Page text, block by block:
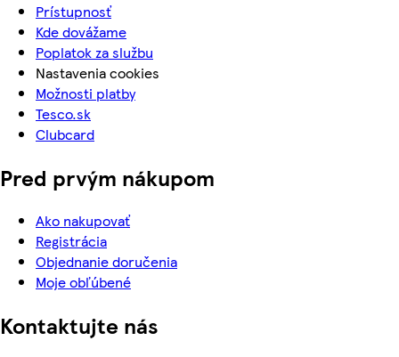
Prístupnosť
Kde dovážame
Poplatok za službu
Nastavenia cookies
Možnosti platby
Tesco.sk
Clubcard
Pred prvým nákupom
Ako nakupovať
Registrácia
Objednanie doručenia
Moje obľúbené
Kontaktujte nás